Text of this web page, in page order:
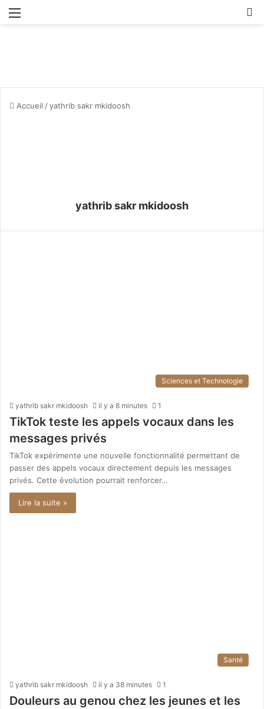
Accueil /yathrib sakr mkidoosh
yathrib sakr mkidoosh
Sciences et Technologie
yathrib sakr mkidoosh il y a 8 minutes 1
TikTok teste les appels vocaux dans les
messages privés
TikTok expérimente une nouvelle fonctionnalité permettant de
passer des appels vocaux directement depuis les messages
privés. Cette évolution pourrait renforcer…
Lire la suite »
Santé
yathrib sakr mkidoosh il y a 38 minutes 1
Douleurs au genou chez les jeunes et les